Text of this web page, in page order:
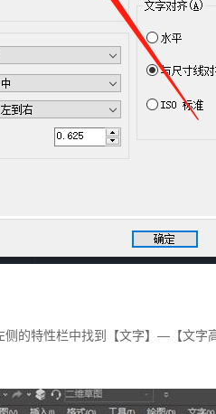
的特性栏中找到【文字】—【文